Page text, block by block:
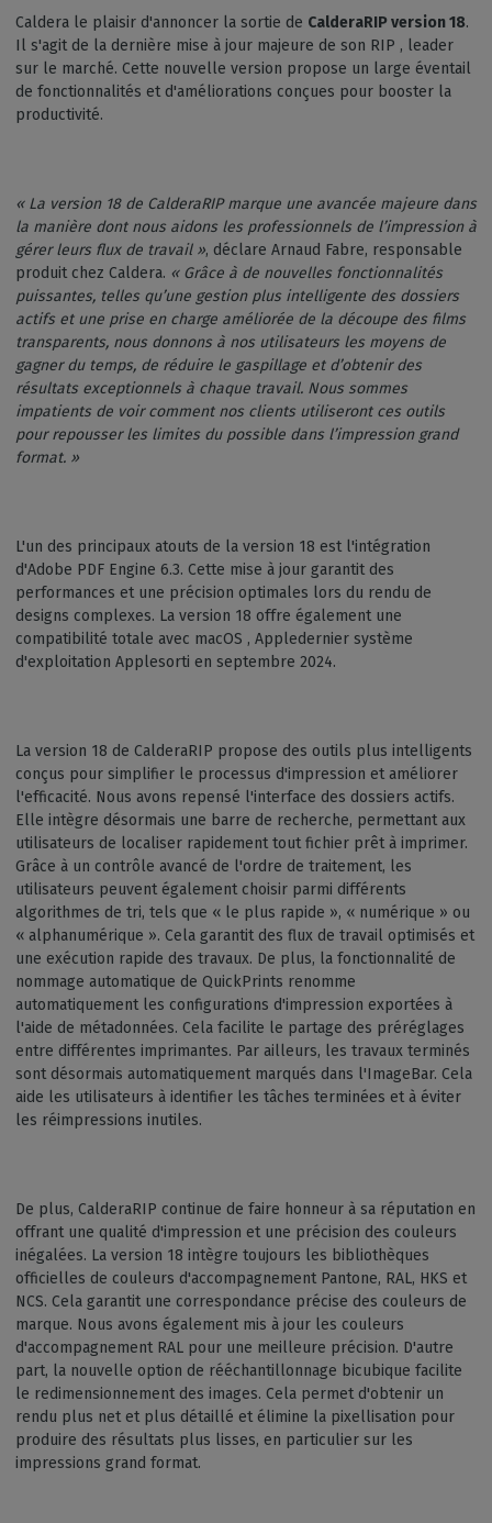
Caldera le plaisir d'annoncer la sortie de CalderaRIP version 18.
Il s'agit de la dernière mise à jour majeure de son RIP , leader
sur le marché. Cette nouvelle version propose un large éventail
de fonctionnalités et d'améliorations conçues pour booster la
productivité.
« La version 18 de CalderaRIP marque une avancée majeure dans
la manière dont nous aidons les professionnels de l’impression à
gérer leurs flux de travail », déclare Arnaud Fabre, responsable
produit chez Caldera. « Grâce à de nouvelles fonctionnalités
puissantes, telles qu’une gestion plus intelligente des dossiers
actifs et une prise en charge améliorée de la découpe des films
transparents, nous donnons à nos utilisateurs les moyens de
gagner du temps, de réduire le gaspillage et d’obtenir des
résultats exceptionnels à chaque travail. Nous sommes
impatients de voir comment nos clients utiliseront ces outils
pour repousser les limites du possible dans l’impression grand
format. »
L'un des principaux atouts de la version 18 est l'intégration
d'Adobe PDF Engine 6.3. Cette mise à jour garantit des
performances et une précision optimales lors du rendu de
designs complexes. La version 18 offre également une
compatibilité totale avec macOS , Appledernier système
d'exploitation Applesorti en septembre 2024.
La version 18 de CalderaRIP propose des outils plus intelligents
conçus pour simplifier le processus d'impression et améliorer
l'efficacité. Nous avons repensé l'interface des dossiers actifs.
Elle intègre désormais une barre de recherche, permettant aux
utilisateurs de localiser rapidement tout fichier prêt à imprimer.
Grâce à un contrôle avancé de l'ordre de traitement, les
utilisateurs peuvent également choisir parmi différents
algorithmes de tri, tels que « le plus rapide », « numérique » ou
« alphanumérique ». Cela garantit des flux de travail optimisés et
une exécution rapide des travaux. De plus, la fonctionnalité de
nommage automatique de QuickPrints renomme
automatiquement les configurations d'impression exportées à
l'aide de métadonnées. Cela facilite le partage des préréglages
entre différentes imprimantes. Par ailleurs, les travaux terminés
sont désormais automatiquement marqués dans l'ImageBar. Cela
aide les utilisateurs à identifier les tâches terminées et à éviter
les réimpressions inutiles.
De plus, CalderaRIP continue de faire honneur à sa réputation en
offrant une qualité d'impression et une précision des couleurs
inégalées. La version 18 intègre toujours les bibliothèques
officielles de couleurs d'accompagnement Pantone, RAL, HKS et
NCS. Cela garantit une correspondance précise des couleurs de
marque. Nous avons également mis à jour les couleurs
d'accompagnement RAL pour une meilleure précision. D'autre
part, la nouvelle option de rééchantillonnage bicubique facilite
le redimensionnement des images. Cela permet d'obtenir un
rendu plus net et plus détaillé et élimine la pixellisation pour
produire des résultats plus lisses, en particulier sur les
impressions grand format.